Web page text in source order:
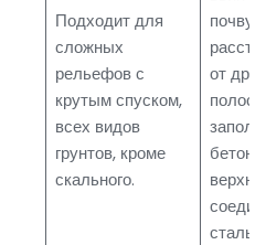
Подходит для
сложных
рельефов с
крутым спуском,
всех видов
грунтов, кроме
скального.
почву
от